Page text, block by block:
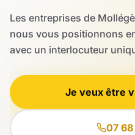
Les entreprises de
nous vous positionnons
avec un interlocuteur
Je veux être
07